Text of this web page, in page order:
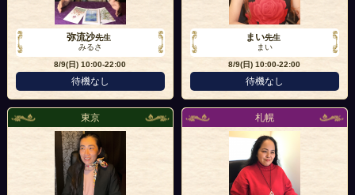
弥流沙先生
みるさ
8/9(日)10:00-22:00
待機なし
まい先生
まい
8/9(日)10:00-22:00
待機なし
東京 札幌